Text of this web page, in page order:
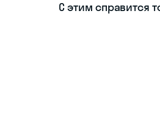
С этим справится